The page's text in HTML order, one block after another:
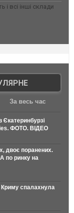
всі інші склади
За весь час
Єкатеринбурзі
ФОТО. ВІДЕО
двоє поранених.
по ринку на
Криму спалахнула